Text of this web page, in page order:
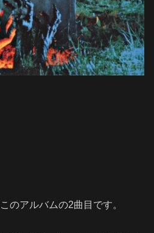
のアルバムの2曲目です。